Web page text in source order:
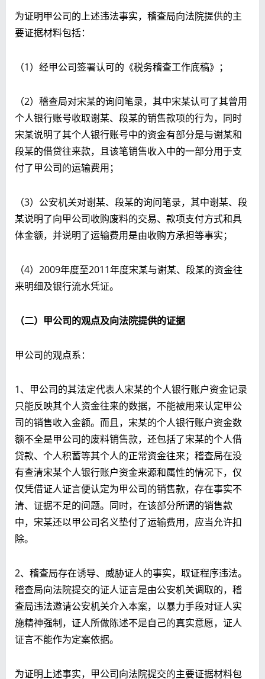
为证明甲公司的上述违法事实，稽查局向法院提供的主
要证据材料包括：
（1）经甲公司签署认可的《税务稽查工作底稿》；
（2）稽查局对宋某的询问笔录，其中宋某认可了其曾用
个人银行账号收取谢某、段某的销售款项的行为，同时
宋某说明了其个人银行账号中的资金有部分是与谢某和
段某的借贷往来款，且该笔销售收入中的一部分用于支
付了甲公司的运输费用；
（3）公安机关对谢某、段某的询问笔录，其中谢某、段
某说明了向甲公司收购废料的交易、款项支付方式和具
体金额，并说明了运输费用是由收购方承担等事实；
（4）2009年度至2011年度宋某与谢某、段某的资金往
来明细及银行流水凭证。
（二）甲公司的观点及向法院提供的证据
甲公司的观点系：
1、甲公司的其法定代表人宋某的个人银行账户资金记录
只能反映其个人资金往来的数据，不能被用来认定甲公
司的销售收入金额。而且，宋某的个人银行账户资金数
额不全是甲公司的废料销售款，还包括了宋某的个人借
贷款、个人积蓄等其个人的正常资金往来；稽查局在没
有查清宋某个人银行账户资金来源和属性的情况下，仅
仅凭借证人证言便认定为甲公司的销售款，存在事实不
清、证据不足的问题。同时，在该部分所谓的销售款
中，宋某还以甲公司名义垫付了运输费用，应当允许扣
除。
2、稽查局存在诱导、威胁证人的事实，取证程序违法。
稽查局向法院提交的证人证言是由公安机关调取的，稽
查局违法邀请公安机关介入本案，以暴力手段对证人实
施精神强制，证人所做陈述不是自己的真实意愿，证人
证言不能作为定案依据。
为证明上述事实，甲公司向法院提交的主要证据材料包